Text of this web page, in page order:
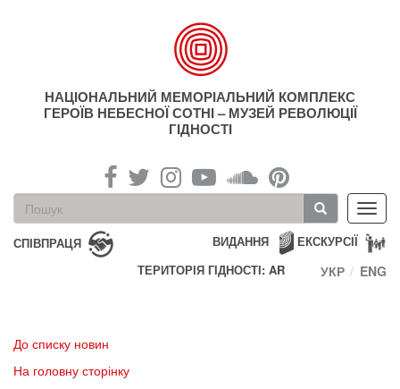
НАЦІОНАЛЬНИЙ МЕМОРІАЛЬНИЙ КОМПЛЕКС
ГЕРОЇВ НЕБЕСНОЇ СОТНІ – МУЗЕЙ РЕВОЛЮЦІЇ
ГІДНОСТІ
Пошукова
форма
Пошук
СПІВПРАЦЯ ЕКСКУРСІЇ
ВИДАННЯ
ТЕРИТОРІЯ ГІДНОСТІ: AR
УКР ENG
До списку новин
На головну сторінку